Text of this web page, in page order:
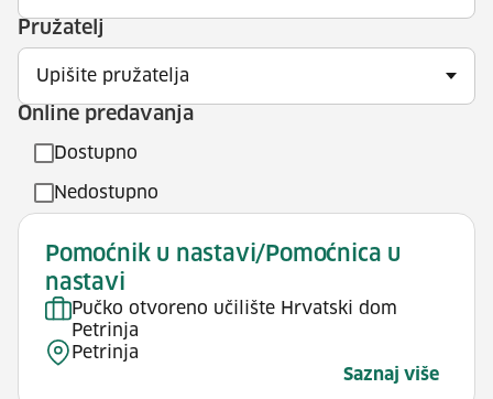
Pružatelj
Upišite pružatelja
Online predavanja
Dostupno
Nedostupno
Pomoćnik u nastavi/Pomoćnica u
nastavi
Pučko otvoreno učilište Hrvatski dom
Petrinja
Petrinja
Saznaj više